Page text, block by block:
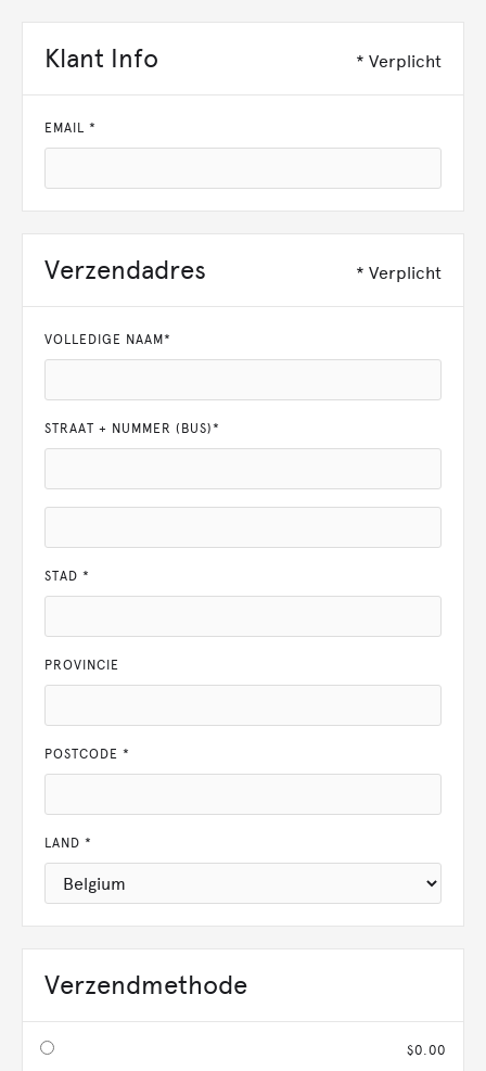
Klant Info * Verplicht
EMAIL *
Verzendadres * Verplicht
VOLLEDIGE NAAM*
STRAAT + NUMMER (BUS)*
STAD *
PROVINCIE
POSTCODE *
LAND *
Verzendmethode
$0.00